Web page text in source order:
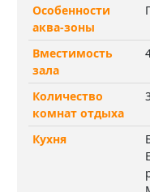
Особенности
аква-зоны
Вместимость
зала
Количество
комнат отдыха
Кухня